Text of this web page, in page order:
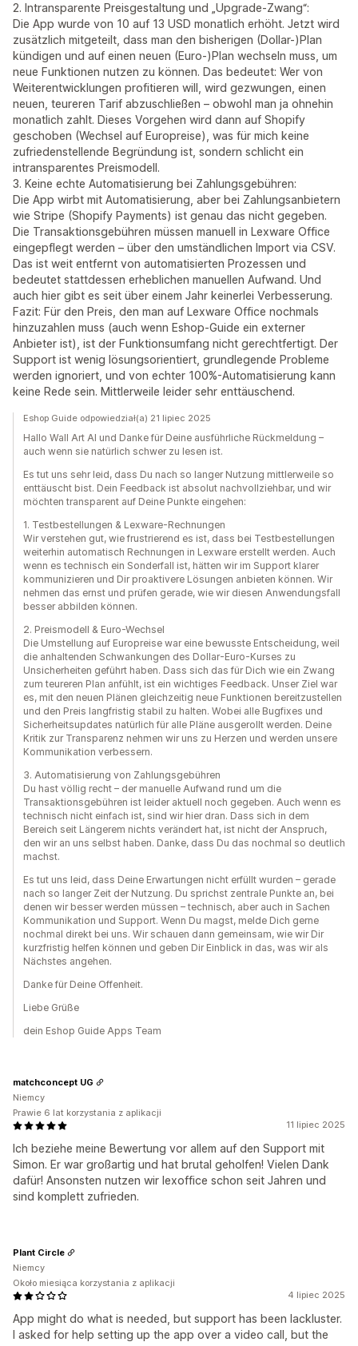
2. Intransparente Preisgestaltung und „Upgrade-Zwang“:
Die App wurde von 10 auf 13 USD monatlich erhöht. Jetzt wird
zusätzlich mitgeteilt, dass man den bisherigen (Dollar-)Plan
kündigen und auf einen neuen (Euro-)Plan wechseln muss, um
neue Funktionen nutzen zu können. Das bedeutet: Wer von
Weiterentwicklungen profitieren will, wird gezwungen, einen
neuen, teureren Tarif abzuschließen – obwohl man ja ohnehin
monatlich zahlt. Dieses Vorgehen wird dann auf Shopify
geschoben (Wechsel auf Europreise), was für mich keine
zufriedenstellende Begründung ist, sondern schlicht ein
intransparentes Preismodell.
3. Keine echte Automatisierung bei Zahlungsgebühren:
Die App wirbt mit Automatisierung, aber bei Zahlungsanbietern
wie Stripe (Shopify Payments) ist genau das nicht gegeben.
Die Transaktionsgebühren müssen manuell in Lexware Office
eingepflegt werden – über den umständlichen Import via CSV.
Das ist weit entfernt von automatisierten Prozessen und
bedeutet stattdessen erheblichen manuellen Aufwand. Und
auch hier gibt es seit über einem Jahr keinerlei Verbesserung.
Fazit: Für den Preis, den man auf Lexware Office nochmals
hinzuzahlen muss (auch wenn Eshop-Guide ein externer
Anbieter ist), ist der Funktionsumfang nicht gerechtfertigt. Der
Support ist wenig lösungsorientiert, grundlegende Probleme
werden ignoriert, und von echter 100%-Automatisierung kann
keine Rede sein. Mittlerweile leider sehr enttäuschend.
Eshop Guide odpowiedział(a) 21 lipiec 2025
Hallo Wall Art AI und Danke für Deine ausführliche Rückmeldung –
auch wenn sie natürlich schwer zu lesen ist.
Es tut uns sehr leid, dass Du nach so langer Nutzung mittlerweile so
enttäuscht bist. Dein Feedback ist absolut nachvollziehbar, und wir
möchten transparent auf Deine Punkte eingehen:
1. Testbestellungen & Lexware-Rechnungen
Wir verstehen gut, wie frustrierend es ist, dass bei Testbestellungen
weiterhin automatisch Rechnungen in Lexware erstellt werden. Auch
wenn es technisch ein Sonderfall ist, hätten wir im Support klarer
kommunizieren und Dir proaktivere Lösungen anbieten können. Wir
nehmen das ernst und prüfen gerade, wie wir diesen Anwendungsfall
besser abbilden können.
2. Preismodell & Euro-Wechsel
Die Umstellung auf Europreise war eine bewusste Entscheidung, weil
die anhaltenden Schwankungen des Dollar-Euro-Kurses zu
Unsicherheiten geführt haben. Dass sich das für Dich wie ein Zwang
zum teureren Plan anfühlt, ist ein wichtiges Feedback. Unser Ziel war
es, mit den neuen Plänen gleichzeitig neue Funktionen bereitzustellen
und den Preis langfristig stabil zu halten. Wobei alle Bugfixes und
Sicherheitsupdates natürlich für alle Pläne ausgerollt werden. Deine
Kritik zur Transparenz nehmen wir uns zu Herzen und werden unsere
Kommunikation verbessern.
3. Automatisierung von Zahlungsgebühren
Du hast völlig recht – der manuelle Aufwand rund um die
Transaktionsgebühren ist leider aktuell noch gegeben. Auch wenn es
technisch nicht einfach ist, sind wir hier dran. Dass sich in dem
Bereich seit Längerem nichts verändert hat, ist nicht der Anspruch,
den wir an uns selbst haben. Danke, dass Du das nochmal so deutlich
machst.
Es tut uns leid, dass Deine Erwartungen nicht erfüllt wurden – gerade
nach so langer Zeit der Nutzung. Du sprichst zentrale Punkte an, bei
denen wir besser werden müssen – technisch, aber auch in Sachen
Kommunikation und Support. Wenn Du magst, melde Dich gerne
nochmal direkt bei uns. Wir schauen dann gemeinsam, wie wir Dir
kurzfristig helfen können und geben Dir Einblick in das, was wir als
Nächstes angehen.
Danke für Deine Offenheit.
Liebe Grüße
dein Eshop Guide Apps Team
11 lipiec 2025
Ich beziehe meine Bewertung vor allem auf den Support mit
Simon. Er war großartig und hat brutal geholfen! Vielen Dank
dafür! Ansonsten nutzen wir lexoffice schon seit Jahren und
sind komplett zufrieden.
matchconcept UG
Niemcy
Prawie 6 lat korzystania z aplikacji
4 lipiec 2025
App might do what is needed, but support has been lackluster.
I asked for help setting up the app over a video call, but the
Plant Circle
Niemcy
Około miesiąca korzystania z aplikacji